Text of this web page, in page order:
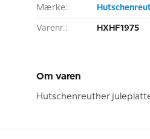
Mærke:
Varenr.: HXHF1975
Om varen
Hutschenreuther